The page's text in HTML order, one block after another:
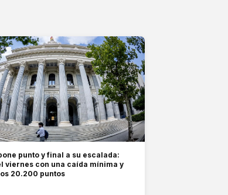
punto y final a su escalada:
viernes con una caída mínima y
20.200 puntos